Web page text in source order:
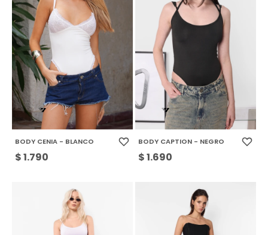
BODY CENIA - BLANCO
$1.790
BODY CAPTION - NEGRO
$1.690